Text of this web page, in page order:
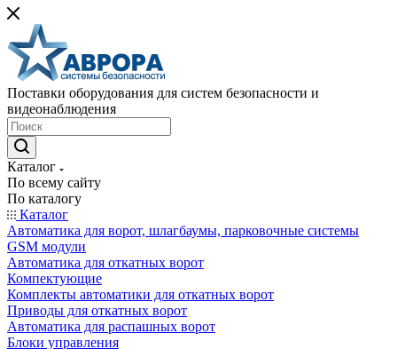
Поставки оборудования для систем безопасности и
видеонаблюдения
Каталог
По всему сайту
По каталогу
Каталог
Автоматика для ворот, шлагбаумы, парковочные системы
GSM модули
Автоматика для откатных ворот
Компектующие
Комплекты автоматики для откатных ворот
Приводы для откатных ворот
Автоматика для распашных ворот
Блоки управления